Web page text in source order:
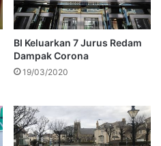
BI Keluarkan 7 Jurus Redam
Dampak Corona
19/03/2020